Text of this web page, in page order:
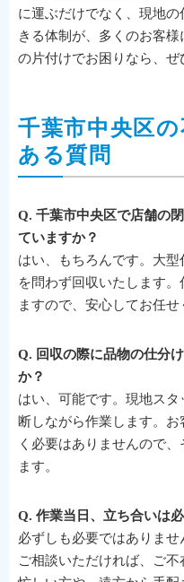
に運ぶだけでなく、現地
きる体制が、多くのお客
の片付けでお困りなら、ぜ
千葉市中央区
ある質問
Q. 千葉市中央区で店舗の
ていますか？
はい、もちろんです。大
を問わず回収いたします
ますので、安心してお任せ
Q. 回収の際に品物の仕分
か？
はい、可能です。現地ス
断しながら作業します。
く必要はありませんので
ます。
Q. 作業当日、立ち合いは
必ずしも必要ではありま
ご相談いただければ、ご